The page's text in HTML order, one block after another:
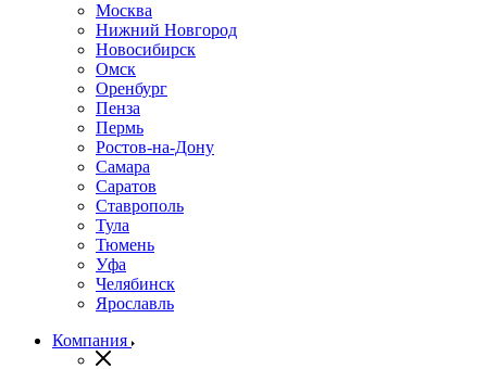
Москва
Нижний Новгород
Новосибирск
Омск
Оренбург
Пенза
Пермь
Ростов-на-Дону
Самара
Саратов
Ставрополь
Тула
Тюмень
Уфа
Челябинск
Ярославль
Компания